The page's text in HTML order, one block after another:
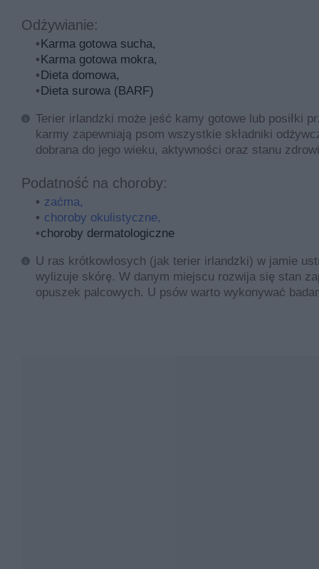
Odżywianie:
Karma gotowa sucha,
Karma gotowa mokra,
Dieta domowa,
Dieta surowa (BARF)
Terier irlandzki może jeść kamy gotowe lub posiłki
karmy zapewniają psom wszystkie składniki
dobrana do jego wieku, aktywności oraz stanu
Podatność na choroby:
zaćma,
choroby okulistyczne,
choroby dermatologiczne
U ras krótkowłosych (jak terier irlandzki) w jamie
wylizuje skórę. W danym miejscu rozwija się stan
opuszek palcowych. U psów warto wykonywać